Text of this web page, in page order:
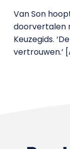
Van Son
doorvertalen
Keuzegids.
vertrouwen.’